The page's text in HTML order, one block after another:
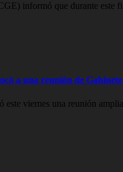
informó que durante este
a una reunión de
este viernes una reunión